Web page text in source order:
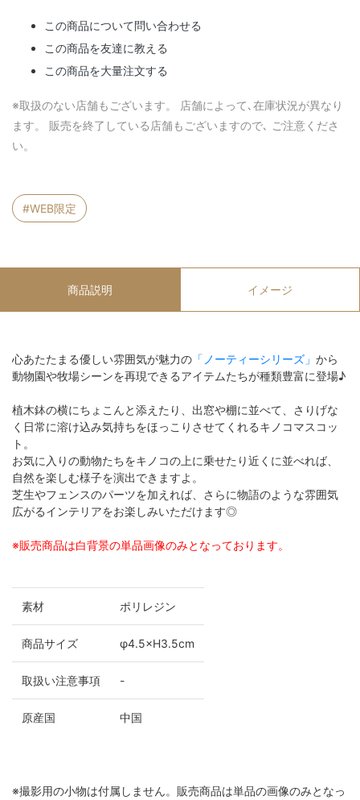
この商品について問い合わせる
この商品を友達に教える
この商品を大量注文する
※取扱のない店舗もございます。 店舗によって､在庫状況が異なり
ます。 販売を終了している店舗もございますので､ ご注意くださ
い。
#WEB限定
商品説明 イメージ
心あたたまる優しい雰囲気が魅力の 「ノーティーシリーズ」 から
動物園や牧場シーンを再現できるアイテムたちが種類豊富に登場♪
植木鉢の横にちょこんと添えたり、出窓や棚に並べて、さりげな
く日常に溶け込み気持ちをほっこりさせてくれるキノコマスコッ
ト。
お気に入りの動物たちをキノコの上に乗せたり近くに並べれば、
自然を楽しむ様子を演出できますよ。
芝生やフェンスのパーツを加えれば、さらに物語のような雰囲気
広がるインテリアをお楽しみいただけます◎
※販売商品は白背景の単品画像のみとなっております。
素材 ポリレジン
商品サイズ φ4.5×H3.5cm
取扱い注意事項 -
原産国 中国
※撮影用の小物は付属しません。販売商品は単品の画像のみとなっ